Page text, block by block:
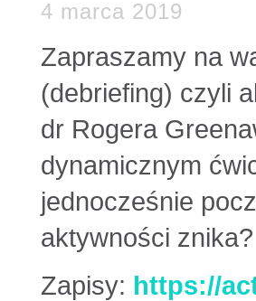
4 marca 2019
Zapraszamy na
(debriefing) czyli
dr Rogera
dynamicznym
jednocześnie
aktywności
Zapisy: https://